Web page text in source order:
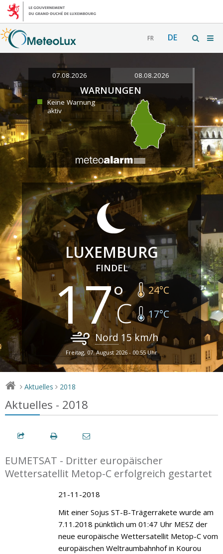
FR DE
07.08.2026 08.08.2026
WARNUNGEN
Keine Warnung
aktiv
LUXEMBURG
FINDEL
17 24°C
17°C
Nord 15km/h
Freitag, 07. August 2026 - 00:55 Uhr
> Aktuelles > 2018
Aktuelles - 2018
EUMETSAT - Dritter europäischer
Wettersatellit Metop-C erfolgreich gestartet
21-11-2018
Mit einer Sojus ST-B-Trägerrakete wurde am
7.11.2018 pünktlich um 01:47 Uhr MESZ der
neue europäische Wettersatellit Metop-C vom
europäischen Weltraumbahnhof in Kourou